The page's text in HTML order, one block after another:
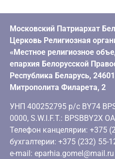
Московский Патриархат
Церковь Религиозная
«Местное религиозное
епархия Белорусской
Республика Беларусь,
Митрополита Филарета, 2
УНП 400252795 р/с BY74
0000, S.W.I.F.T.: BPSBBY2X
Телефон канцелярии: +375
бухгалтерии: +375 (232) 55-
e-mail: eparhia.gomel@mail.ru